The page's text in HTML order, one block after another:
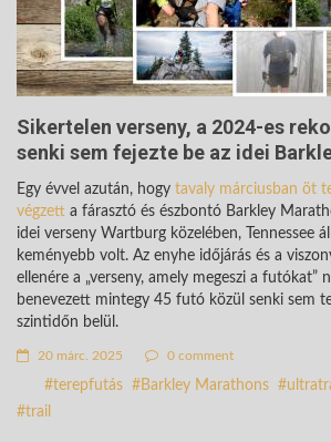
Sikertelen verseny, a 2024-es
senki sem fejezte be az idei
Egy évvel azután, hogy tavaly márciusban öt
végzett a fárasztó és észbontó Barkley
idei verseny Wartburg közelében, Tennessee
keményebb volt. Az enyhe időjárás és a
ellenére a „verseny, amely megeszi a futókat”
benevezett mintegy 45 futó közül senki sem
szintidőn belül.
20 márc. 2025 0 comment
terepfutás Barkley Marathons
trail